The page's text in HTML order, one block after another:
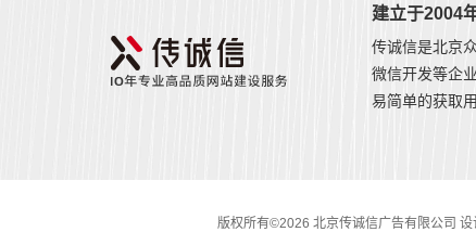
建立于2004
传诚信是北京
微信开发等企
易简单的获取
版权所有©2026 北京传诚信广告有限公司